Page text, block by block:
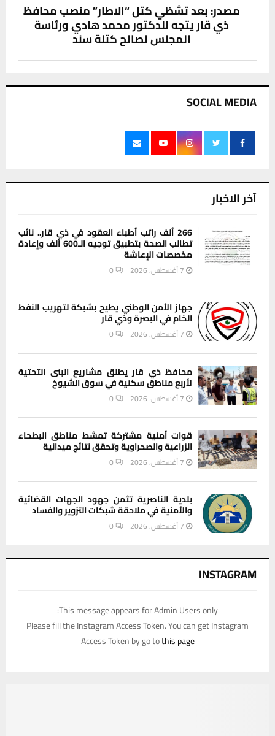
مصدر: بعد تشظي كتل “الاطار” منصب محافظ
ذي قار يتجه للدكتور محمد هادي ورئاسة
المجلس لصالح كتلة سند
SOCIAL MEDIA
آخر الاخبار
266 ألف راتب أطباء العقود في ذي قار.. نائب
تطالب الصحة بتطبيق توجيه الـ600 ألف وإعادة
مخصصات الإعاشة
7 أغسطس، 2026 0
جهاز الأمن الوطني يطيح بشبكة لتهريب النفط
الخام في البصرة وذي قار
7 أغسطس، 2026 0
محافظ ذي قار يطلق مشاريع البنى التحتية
لأربع مناطق سكنية في سوق الشيوخ
7 أغسطس، 2026 0
قوات أمنية مشتركة تمشط مناطق البطحاء
الزراعية والصحراوية وتحقق نتائج ميدانية
7 أغسطس، 2026 0
بلدية الناصرية تثمن جهود الجهات القضائية
والأمنية في ملاحقة شبكات التزوير والفساد
7 أغسطس، 2026 0
INSTAGRAM
This message appears for Admin Users only:
Please fill the Instagram Access Token. You can get Instagram
Access Token by go tothis page